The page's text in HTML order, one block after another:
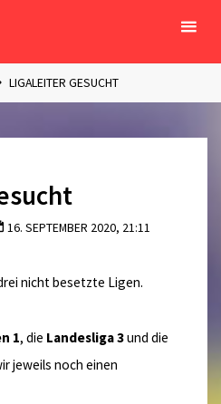
LIGALEITER GESUCHT
16. SEPTEMBER 2020, 21:11
nicht besetzte Ligen.
1, die Landesliga 3und die
jeweils noch einen